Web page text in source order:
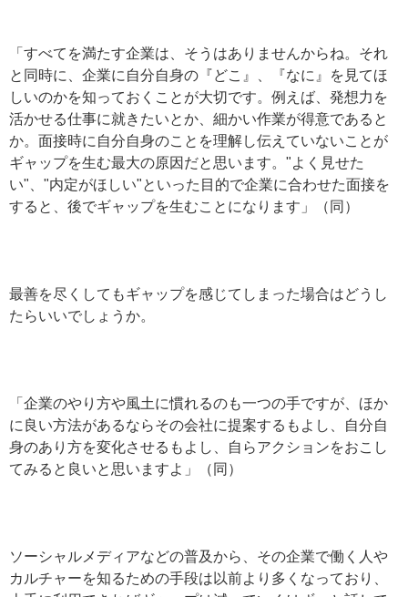
「すべてを満たす企業は、そうはありませんからね。それ
と同時に、企業に自分自身の『どこ』、『なに』を見てほ
しいのかを知っておくことが大切です。例えば、発想力を
活かせる仕事に就きたいとか、細かい作業が得意であると
か。面接時に自分自身のことを理解し伝えていないことが
ギャップを生む最大の原因だと思います。"よく見せた
い"、"内定がほしい"といった目的で企業に合わせた面接を
すると、後でギャップを生むことになります」（同）
最善を尽くしてもギャップを感じてしまった場合はどうし
たらいいでしょうか。
「企業のやり方や風土に慣れるのも一つの手ですが、ほか
に良い方法があるならその会社に提案するもよし、自分自
身のあり方を変化させるもよし、自らアクションをおこし
てみると良いと思いますよ」（同）
ソーシャルメディアなどの普及から、その企業で働く人や
カルチャーを知るための手段は以前より多くなっており、